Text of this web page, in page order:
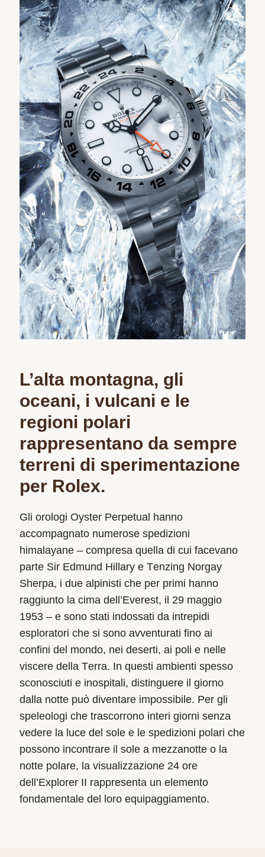
L’alta montagna, gli
oceani, i vulcani e le
regioni polari
rappresentano da sempre
terreni di sperimentazione
per Rolex.
Gli orologi Oyster Perpetual hanno
accompagnato numerose spedizioni
himalayane – compresa quella di cui facevano
parte Sir Edmund Hillary e Tenzing Norgay
Sherpa, i due alpinisti che per primi hanno
raggiunto la cima dell’Everest, il 29 maggio
1953 – e sono stati indossati da intrepidi
esploratori che si sono avventurati fino ai
confini del mondo, nei deserti, ai poli e nelle
viscere della Terra. In questi ambienti spesso
sconosciuti e inospitali, distinguere il giorno
dalla notte può diventare impossibile. Per gli
speleologi che trascorrono interi giorni senza
vedere la luce del sole e le spedizioni polari che
possono incontrare il sole a mezzanotte o la
notte polare, la visualizzazione 24 ore
dell’Explorer II rappresenta un elemento
fondamentale del loro equipaggiamento.